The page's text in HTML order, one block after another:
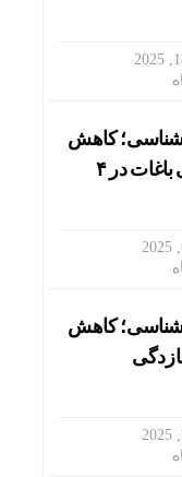
کاهش
شدید دما و سرمازدگی باغات در ۴
کاهش